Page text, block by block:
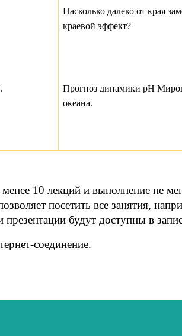
Насколько далеко от края
краевой эффект?
Прогноз динамики pH
океана.
10 лекций и выполнение не
посетить все занятия,
будут доступны в
соединение.